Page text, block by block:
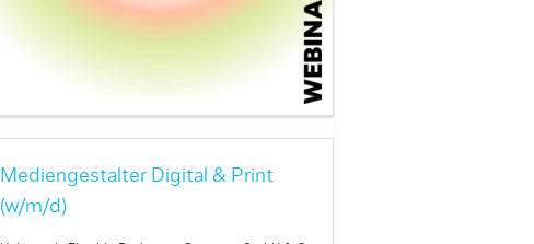
Mediengestalter Digital & Print
(w/m/d)